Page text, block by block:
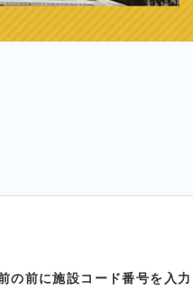
の前に施設コード番号を入力